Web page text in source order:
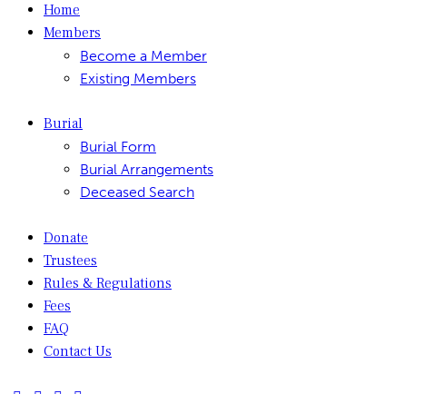
Home
Members
Become a Member
Existing Members
Burial
Burial Form
Burial Arrangements
Deceased Search
Donate
Trustees
Rules & Regulations
Fees
FAQ
Contact Us